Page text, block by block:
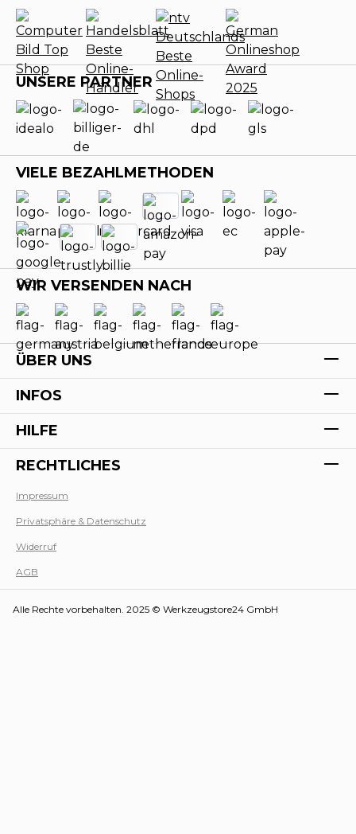
UNSERE PARTNER
VIELE BEZAHLMETHODEN
WIR VERSENDEN NACH
ÜBER UNS
INFOS
HILFE
RECHTLICHES
Impressum
Privatsphäre & Datenschutz
Widerruf
AGB
Alle Rechte vorbehalten. 2025 © Werkzeugstore24 GmbH